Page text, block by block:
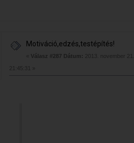
Motiváció,edzés,testépítés!
« Válasz #287 Dátum:
2013. november
21:45:31 »